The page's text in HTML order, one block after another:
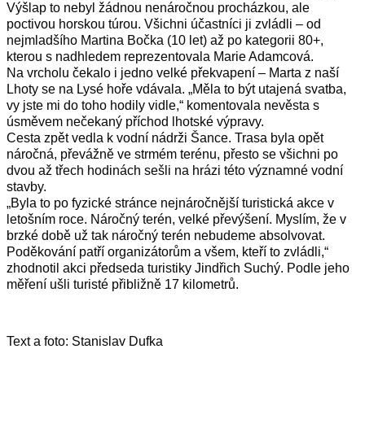
Výšlap to nebyl žádnou nenáročnou procházkou, ale
poctivou horskou túrou. Všichni účastníci ji zvládli – od
nejmladšího Martina Bočka (10 let) až po kategorii 80+,
kterou s nadhledem reprezentovala Marie Adamcová.
Na vrcholu čekalo i jedno velké překvapení – Marta z naší
Lhoty se na Lysé hoře vdávala. „Měla to být utajená svatba,
vy jste mi do toho hodily vidle,“ komentovala nevěsta s
úsměvem nečekaný příchod lhotské výpravy.
Cesta zpět vedla k vodní nádrži Šance. Trasa byla opět
náročná, převážně ve strmém terénu, přesto se všichni po
dvou až třech hodinách sešli na hrázi této významné vodní
stavby.
„Byla to po fyzické stránce nejnáročnější turistická akce v
letošním roce. Náročný terén, velké převýšení. Myslím, že v
brzké době už tak náročný terén nebudeme absolvovat.
Poděkování patří organizátorům a všem, kteří to zvládli,“
zhodnotil akci předseda turistiky Jindřich Suchý. Podle jeho
měření ušli turisté přibližně 17 kilometrů.
Text a foto: Stanislav Dufka